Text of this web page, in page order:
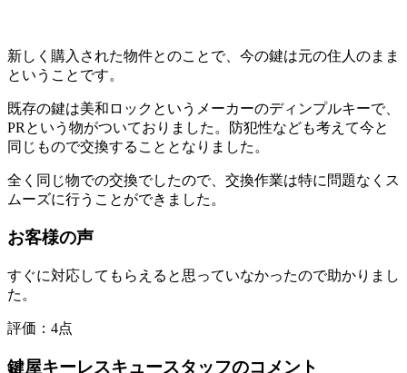
新しく購入された物件とのことで、今の鍵は元の住人のまま
という ことです。
既存の鍵は美和ロックというメーカーのディンプルキーで、
PRという物がついておりました。防犯性なども考えて今と
同じもので交換することとなりました。
全く同じ物での交換でしたので、交換作業は特に問題なくス
ムーズに行うことができました。
お客様の声
すぐに対応してもらえると思っていなかったので助かりまし
た。
評価： 4点
鍵屋キーレスキュースタッフのコメント